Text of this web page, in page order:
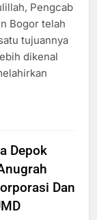
Pengcab
Bogor telah
tujuannya
dikenal
Depok
Dan